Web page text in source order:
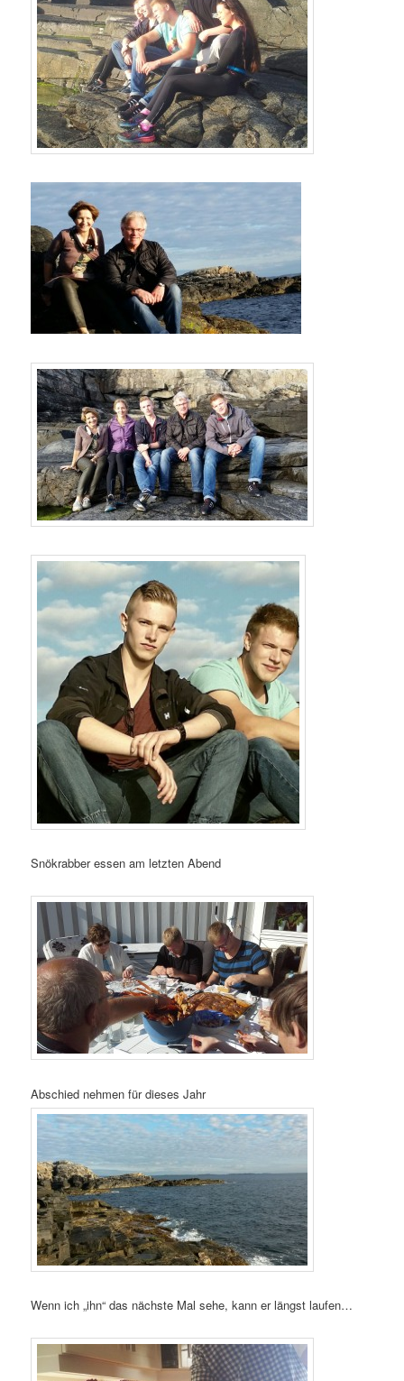
Snökrabber essen am letzten Abend
Abschied nehmen für dieses Jahr
Wenn ich „ihn“ das nächste Mal sehe, kann er längst laufen…